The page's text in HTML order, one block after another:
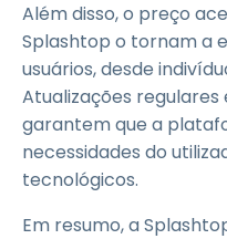
Além disso, o preço
Splashtop o tornam a
usuários, desde
Atualizações
garantem que a
necessidades do
tecnológicos.
Em resumo, a